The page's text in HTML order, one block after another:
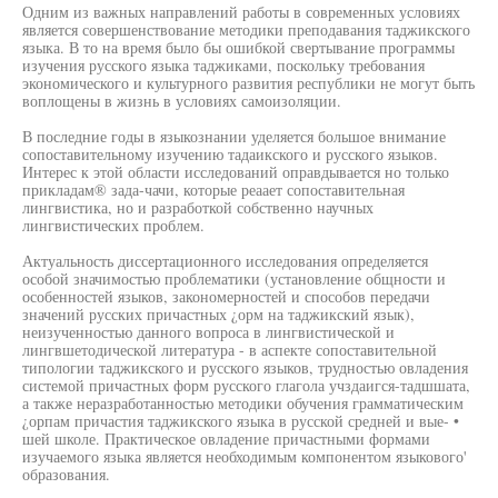
Одним из важных направлений работы в современных условиях
является совершенствование методики преподавания таджикского
языка. В то на время было бы ошибкой свертывание программы
изучения русского языка таджиками, поскольку требования
экономического и культурного развития республики не могут быть
воплощены в жизнь в условиях самоизоляции.
В последние годы в языкознании уделяется большое внимание
сопоставительному изучению тадаикского и русского языков.
Интерес к этой области исследований оправдывается но только
прикладам® зада-чачи, которые реаает сопоставительная
лингвистика, но и разработкой собственно научных
лингвистических проблем.
Актуальность диссертационного исследования определяется
особой значимостью проблематики (установление общности и
особенностей языков, закономерностей и способов передачи
значений русских причастных ¿орм на таджикский язык),
неизученностью данного вопроса в лингвистической и
лингвшетодической литература - в аспекте сопоставительной
типологии таджикского и русского языков, трудностью овладения
системой причастных форм русского глагола учздаигся-тадшшата,
а также неразработанностью методики обучения грамматическим
¿орпам причастия таджикского языка в русской средней и вые- •
шей школе. Практическое овладение причастными формами
изучаемого языка является необходимым компонентом языкового'
образования.